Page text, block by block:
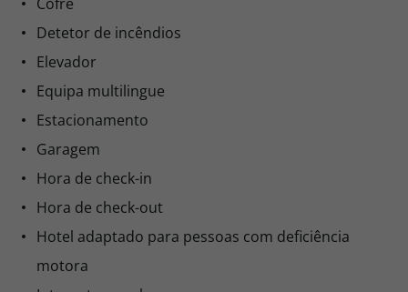
Detetor de incêndios
Elevador
Equipa multilingue
Estacionamento
Garagem
Hora de check-in
Hora de check-out
Hotel adaptado para pessoas com deficiência
motora